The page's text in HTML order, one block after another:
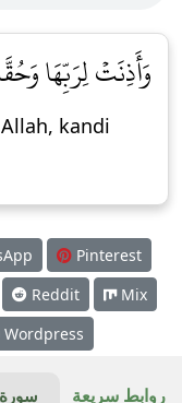
وَأَذِنَتۡ لِرَبِّهَا
kandi
Pinterest
Reddit
Mix
Wordpress
روابط سريعة سورة